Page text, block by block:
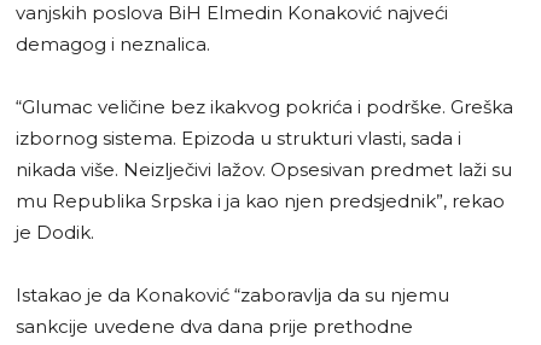
vanjskih poslova BiH Elmedin Konaković najveći
demagog i neznalica.
“Glumac veličine bez ikakvog pokrića i podrške. Greška
izbornog sistema. Epizoda u strukturi vlasti, sada i
nikada više. Neizlječivi lažov. Opsesivan predmet laži su
mu Republika Srpska i ja kao njen predsjednik”, rekao
je Dodik.
Istakao je da Konaković “zaboravlja da su njemu
sankcije uvedene dva dana prije prethodne